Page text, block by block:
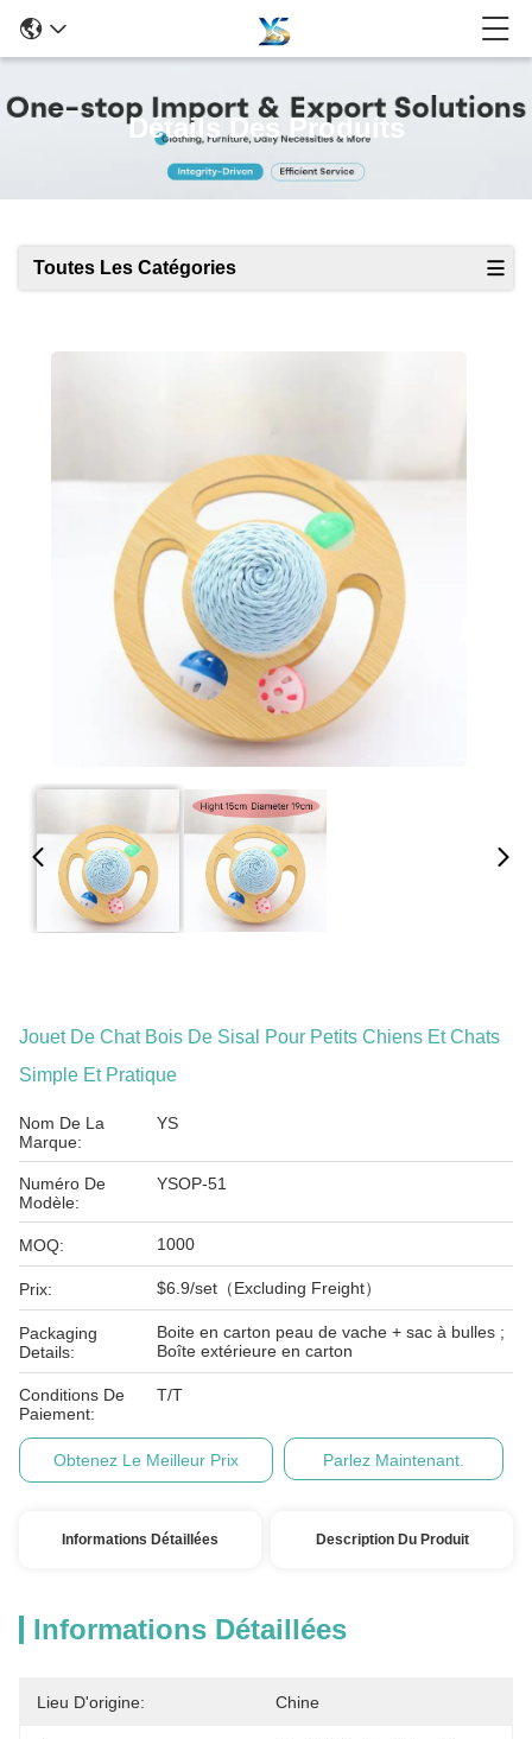
Détails Des Produits
Toutes Les Catégories
Jouet De Chat Bois De Sisal Pour Petits Chiens Et Chats
Simple Et Pratique
Nom De La
Marque:
YS
Numéro De
Modèle:
YSOP-51
MOQ: 1000
Prix: $6.9/set（Excluding Freight）
Packaging
Details:
Boite en carton peau de vache + sac à bulles ;
Boîte extérieure en carton
Conditions De
Paiement:
T/T
Obtenez Le Meilleur Prix Parlez Maintenant.
Informations Détaillées Description Du Produit
Informations Détaillées
Lieu D'origine: Chine